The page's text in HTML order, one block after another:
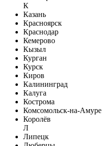
К
Казань
Красноярск
Краснодар
Кемерово
Кызыл
Курган
Курск
Киров
Калининград
Калуга
Кострома
Комсомольск-на-Амуре
Королёв
Л
Липецк